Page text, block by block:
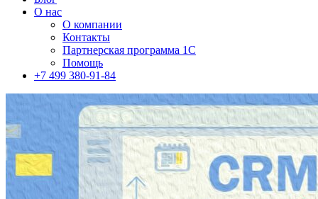
О нас
О компании
Контакты
Партнерская программа 1С
Помощь
+7 499 380-91-84